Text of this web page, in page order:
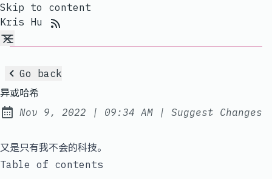
Skip to content
Kris Hu
Go back
异或哈希
Published:
Nov 9, 2022 | at
09:34 AM | Suggest Changes
又是只有我不会的科技。
Table of contents